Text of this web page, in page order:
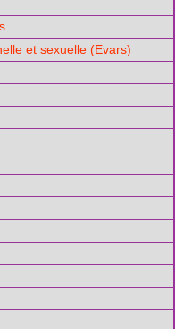
et sexuelle (Evars)